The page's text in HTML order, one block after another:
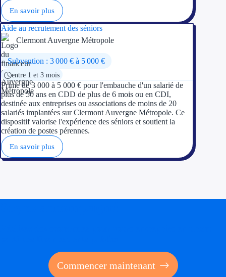
Aides Région
Couvertures
Aides Nationales
Aides Européennes
En savoir plus
Aide au recrutement des séniors
Clermont Auvergne Métropole
Subvention : 3 000 € à 5 000 €
entre 1 et 3 mois
Prime de 3 000 à 5 000 € pour l'embauche d'un salarié de
plus de 50 ans en CDD de plus de 6 mois ou en CDI,
destinée aux entreprises ou associations de moins de 20
salariés implantées sur Clermont Auvergne Métropole. Ce
dispositif valorise l'expérience des séniors et soutient la
création de postes pérennes.
En savoir plus
Commencer maintenant